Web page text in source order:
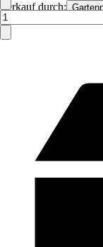
Verkauf durch: